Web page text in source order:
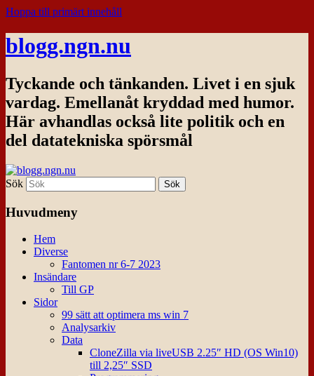
Hoppa till primärt innehåll
blogg.ngn.nu
Tyckande och tänkanden. Livet i en sjuk
vardag. Emellanåt kryddad med humor.
Här avhandlas också lite politik och en
del datatekniska spörsmål
Sök
Huvudmeny
Hem
Diverse
Fantomen nr 6-7 2023
Insändare
Till GP
Sidor
99 sätt att optimera ms win 7
Analysarkiv
Data
CloneZilla via liveUSB 2.25″ HD (OS Win10)
till 2,25″ SSD